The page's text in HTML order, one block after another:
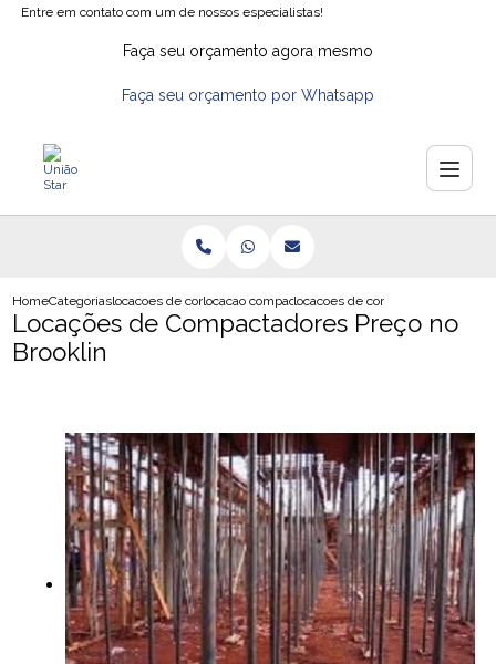
Entre em contato com um de nossos especialistas!
Faça seu orçamento agora mesmo
Faça seu orçamento por Whatsapp
HomeCategoriaslocacoes de compactadores de solo
locacao compactador em splocacoes de compactadores
Locações de Compactadores Preço no
Brooklin